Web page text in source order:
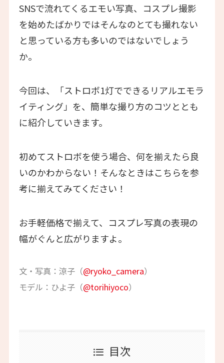
SNSで流れてくるエモい写真、コスプレ撮影
を始めたばかりではそんなのとても撮れない
と思っている方も多いのではないでしょう
か。
今回は、「ストロボ1灯でできるリアルエモラ
イティング」を、簡単な撮り方のコツととも
に紹介していきます。
初めてストロボを使う場合、何を揃えたら良
いのかわからない！そんなときはこちらを参
考に揃えてみてください！
お手軽価格で揃えて、コスプレ写真の表現の
幅がぐんと広がりますよ。
文・写真：涼子（@ryoko_camera）
モデル：ひよ子（@torihiyoco）
目次